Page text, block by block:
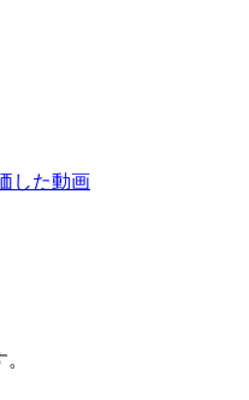
した動画